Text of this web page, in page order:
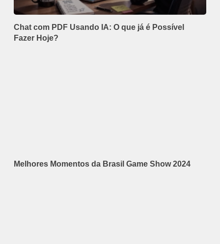
Chat com PDF Usando IA: O que já é Possível
Fazer Hoje?
Melhores Momentos da Brasil Game Show 2024